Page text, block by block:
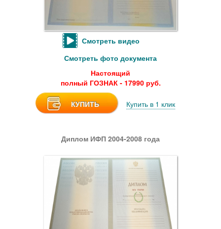
Смотреть видео
Смотреть фото документа
Настоящий
полный ГОЗНАК - 17990 руб.
КУПИТЬ Купить в 1 клик
Диплом ИФП 2004-2008 года